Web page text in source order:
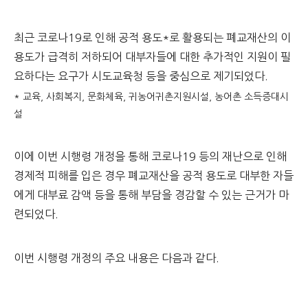
최근 코로나19로 인해 공적 용도*로 활용되는 폐교재산의 이
용도가 급격히 저하되어 대부자들에 대한 추가적인 지원이 필
요하다는 요구가 시도교육청 등을 중심으로 제기되었다.
* 교육, 사회복지, 문화체육, 귀농어귀촌지원시설, 농어촌 소득증대시
설
이에 이번 시행령 개정을 통해 코로나19 등의 재난으로 인해
경제적 피해를 입은 경우 폐교재산을 공적 용도로 대부한 자들
에게 대부료 감액 등을 통해 부담을 경감할 수 있는 근거가 마
련되었다.
이번 시행령 개정의 주요 내용은 다음과 같다.